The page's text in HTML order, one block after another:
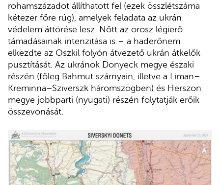
rohamszázadot állíthatott fel (ezek összlétszáma
kétezer főre rúg), amelyek feladata az ukrán
védelem áttörése lesz. Nőtt az orosz légierő
támadásainak intenzitása is – a haderőnem
elkezdte az Oszkil folyón átvezető ukrán átkelők
pusztítását. Az ukránok Donyeck megye északi
részén (főleg Bahmut szárnyain, illetve a Liman–
Kreminna–Sziverszk háromszögben) és Herszon
megye jobbparti (nyugati) részén folytatják erőik
összevonását.